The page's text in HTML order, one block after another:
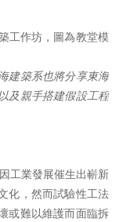
建築系也將分享東海
及親手搭建假設工程
業發展催生出嶄新
化，然而試驗性工法
或難以維護而面臨拆